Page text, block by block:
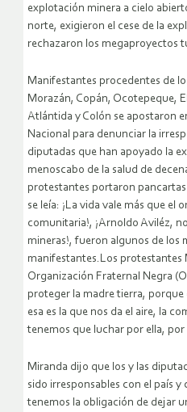
explotación minera a cielo
norte, exigieron el cese de la
rechazaron los megaproyectos
Manifestantes procedentes de
Morazán, Copán, Ocotepeque,
Atlántida y Colón se apostaron
Nacional para denunciar la
diputadas que han apoyado la
menoscabo de la salud de
protestantes portaron
se leía: ¡La vida vale más que el
comunitaria!, ¡Arnoldo Aviléz,
mineras!, fueron algunos de los
manifestantes.Los protestantes
Organización Fraternal Negra
proteger la madre tierra, porque
esa es la que nos da el aire, la
tenemos que luchar por ella, por
Miranda dijo que los y las
sido irresponsables con el país
tenemos la obligación de dejar